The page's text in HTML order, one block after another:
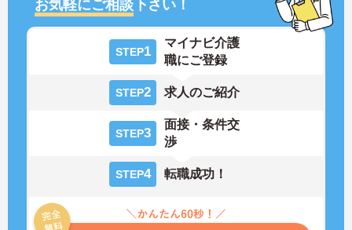
お気軽にご相談下さい！
STEP1
マイナビ介護
職にご登録
STEP2 求人のご紹介
STEP3
面接・条件交
渉
STEP4 転職成功！